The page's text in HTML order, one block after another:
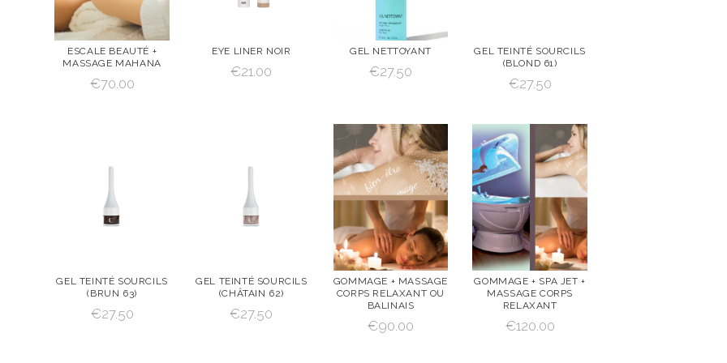
R AU
ESCALE BEAUTÉ +
MASSAGE MAHANA
€70.00
AJOUTE
EYE LINER NOIR
€21.00
AJOUTE
GEL NETTOYANT
€27.50
R AU
GEL TEINTÉ SOURCILS
(BLOND 61)
€27.50
R AU
GEL TEINTÉ SOURCILS
(BRUN 63)
€27.50
R AU
GEL TEINTÉ SOURCILS
(CHÂTAIN 62)
€27.50
AJOUTE
PANIER
GOMMAGE + MASSAGE
CORPS RELAXANT OU
BALINAIS
€90.00
VOIR
AJOUTE
PANIER
GOMMAGE + SPA JET +
MASSAGE CORPS
RELAXANT
€120.00